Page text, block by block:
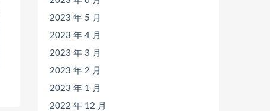
2023 年 5 月
2023 年 4 月
2023 年 3 月
2023 年 2 月
2023 年 1 月
2022 年 12 月